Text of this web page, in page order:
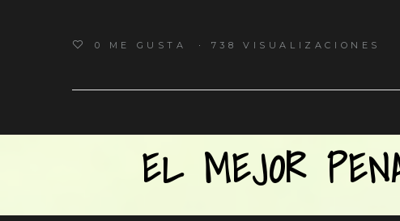
0 ME GUSTA 738 VISUALIZACIONES
EL MEJOR